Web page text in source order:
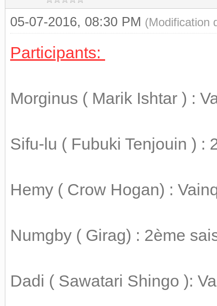
05-07-2016, 08:30 PM (Modification
Participants:
Morginus ( Marik Ishtar ) :
Sifu-lu ( Fubuki Tenjouin ) :
Hemy ( Crow Hogan) :
Numgby ( Girag) : 2ème
Dadi ( Sawatari Shingo ):